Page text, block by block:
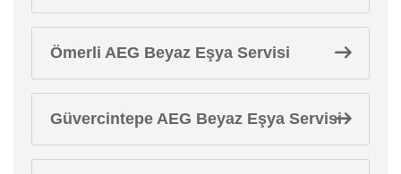
Ömerli AEG Beyaz Eşya Servisi
Güvercintepe AEG Beyaz Eşya Servisi